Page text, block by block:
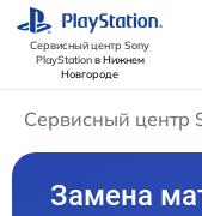
Сервисный центр Sony
PlayStationв Нижнем
Новгороде
Сервисный центр
Замена